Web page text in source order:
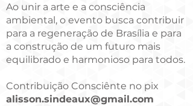
Ao unir a arte e a consciência
ambiental, o evento busca contribuir
para a regeneração de Brasília e para
a construção de um futuro mais
equilibrado e harmonioso para todos.
Contribuição Consciênte no pix
alisson.sindeaux@gmail.com